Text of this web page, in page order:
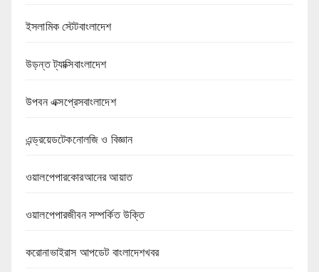
ইসলামিক স্টেটবাংলাদেশ
উড়ন্ত ট্যাক্সিবাংলাদেশ
উপবন এক্সপ্রেসবাংলাদেশ
এন্ড্রয়েডটেকনোলজি ও বিজ্ঞান
ওয়ালপেপারকোরআনের আয়াত
ওয়ালপেপারজীবন সম্পর্কিত উক্তি
করোনাভাইরাস আপডেট বাংলাদেশখবর